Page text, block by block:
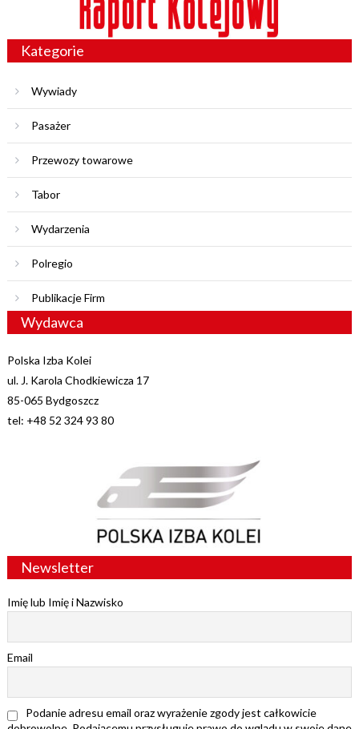
Kategorie
Wywiady
Pasażer
Przewozy towarowe
Tabor
Wydarzenia
Polregio
Publikacje Firm
Wydawca
Polska Izba Kolei
ul. J. Karola Chodkiewicza 17
85-065 Bydgoszcz
tel: +48 52 324 93 80
Newsletter
Imię lub Imię i Nazwisko
Email
Podanie adresu email oraz wyrażenie zgody jest całkowicie